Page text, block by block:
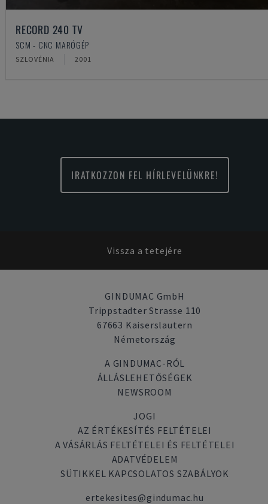
RECORD 240 TV
SCM - CNC MARÓGÉP
SZLOVÉNIA 2001
IRATKOZZON FEL HÍRLEVELÜNKRE!
Vissza a tetejére
GINDUMAC GmbH
Trippstadter Strasse 110
67663 Kaiserslautern
Németország
A GINDUMAC-RÓL
ÁLLÁSLEHETŐSÉGEK
NEWSROOM
JOGI
AZ ÉRTÉKESÍTÉS FELTÉTELEI
A VÁSÁRLÁS FELTÉTELEI ÉS FELTÉTELEI
ADATVÉDELEM
SÜTIKKEL KAPCSOLATOS SZABÁLYOK
ertekesites@gindumac.hu